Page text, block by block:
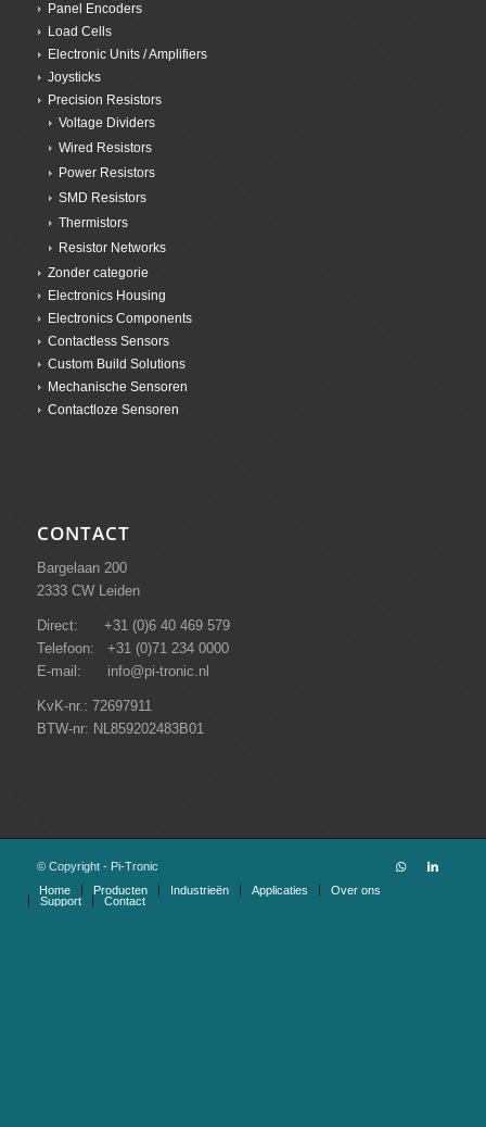
Panel Encoders
Load Cells
Electronic Units / Amplifiers
Joysticks
Precision Resistors
Voltage Dividers
Wired Resistors
Power Resistors
SMD Resistors
Thermistors
Resistor Networks
Zonder categorie
Electronics Housing
Electronics Components
Contactless Sensors
Custom Build Solutions
Mechanische Sensoren
Contactloze Sensoren
CONTACT
Bargelaan 200
2333 CW Leiden
Direct: +31 (0)6 40 469 579
Telefoon: +31 (0)71 234 0000
E-mail: info@pi-tronic.nl
KvK-nr.: 72697911
BTW-nr: NL859202483B01
© Copyright - Pi-Tronic
Home
Producten Industrieën Applicaties
Over ons
Support
Contact